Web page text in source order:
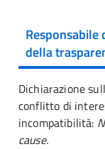
della
Dichiarazione
conflitto di
incompatibilità:
cause.